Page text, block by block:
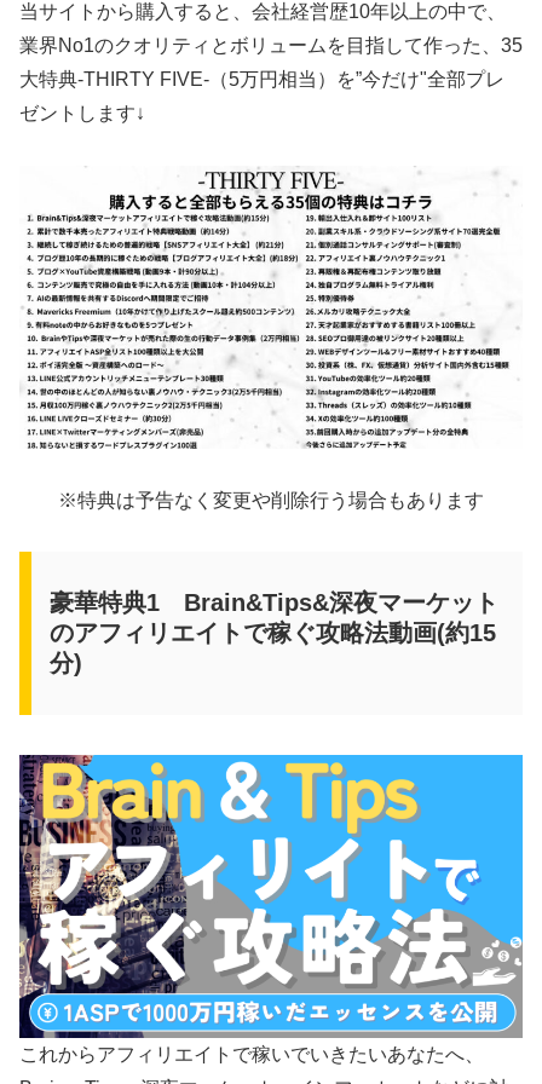
当サイトから購入すると、会社経営歴10年以上の中で、
業界No1のクオリティとボリュームを目指して作った、35
大特典-THIRTY FIVE-（5万円相当）を”今だけ"全部プレ
ゼントします↓
※特典は予告なく変更や削除行う場合もあります
豪華特典1 Brain&Tips&深夜マーケット
のアフィリエイトで稼ぐ攻略法動画(約15
分)
これからアフィリエイトで稼いでいきたいあなたへ、